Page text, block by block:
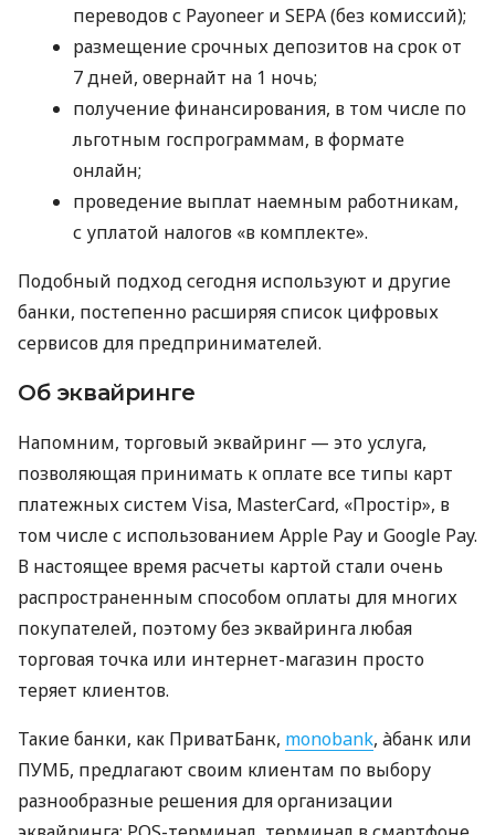
переводов с Payoneer и SEPA (без комиссий);
размещение срочных депозитов на срок от
7 дней, овернайт на 1 ночь;
получение финансирования, в том числе по
льготным госпрограммам, в формате
онлайн;
проведение выплат наемным работникам,
с уплатой налогов «в комплекте».
Подобный подход сегодня используют и другие
банки, постепенно расширяя список цифровых
сервисов для предпринимателей.
Об эквайринге
Напомним, торговый эквайринг — это услуга,
позволяющая принимать к оплате все типы карт
платежных систем Visa, MasterCard, «Простір», в
том числе с использованием Apple Pay и Google Pay.
В настоящее время расчеты картой стали очень
распространенным способом оплаты для многих
покупателей, поэтому без эквайринга любая
торговая точка или интернет-магазин просто
теряет клиентов.
Такие банки, как ПриватБанк, monobank, àбанк или
ПУМБ, предлагают своим клиентам по выбору
разнообразные решения для организации